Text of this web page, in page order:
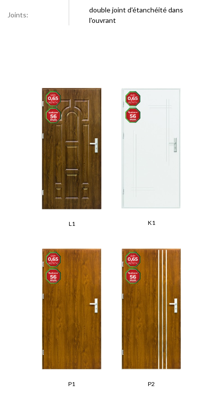
Joints:
double joint d'étanchéité dans
l'ouvrant
L1 K1
P1 P2